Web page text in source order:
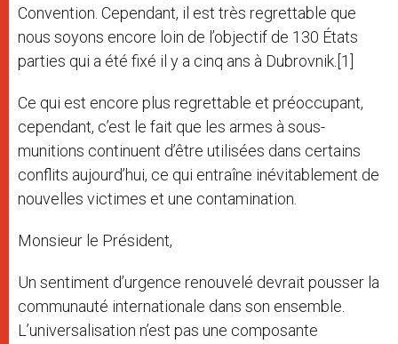
Convention. Cependant, il est très regrettable que
nous soyons encore loin de l’objectif de 130 États
parties qui a été fixé il y a cinq ans à Dubrovnik.[1]
Ce qui est encore plus regrettable et préoccupant,
cependant, c’est le fait que les armes à sous-
munitions continuent d’être utilisées dans certains
conflits aujourd’hui, ce qui entraîne inévitablement de
nouvelles victimes et une contamination.
Monsieur le Président,
Un sentiment d’urgence renouvelé devrait pousser la
communauté internationale dans son ensemble.
L’universalisation n’est pas une composante